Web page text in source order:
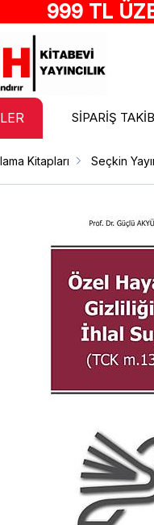
999 TL
SİPARİŞ
Kitapları Seçkin